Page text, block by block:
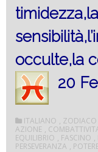
timidezza,la
occulte,la
20
ITALIANO , ZODIACO
AZIONE ,
EQUILIBRIO , FASCINO ,
PERSEVERANZA , POTERE